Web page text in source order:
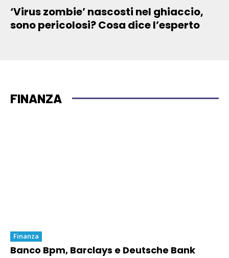
‘Virus zombie’ nascosti nel ghiaccio,
sono pericolosi? Cosa dice l’esperto
FINANZA
Finanza
Banco Bpm, Barclays e Deutsche Bank